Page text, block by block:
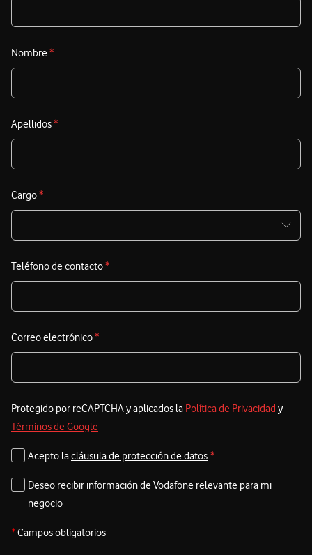
Nombre *
Apellidos*
Cargo*
Teléfono de contacto*
Correo electrónico*
Protegido por reCAPTCHA y aplicados la Política de Privacidad y
Términos de Google
Acepto lacláusula de protección de datos *
Deseo recibir información de Vodafone relevante para mi
negocio
*Campos obligatorios